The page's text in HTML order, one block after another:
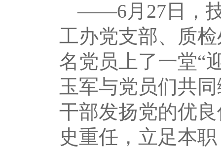
――6月27日，
工办党支部、质
名党员上了一堂“
玉军与党员们共
干部发扬党的优
史重任，立足本